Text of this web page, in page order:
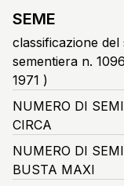
SEME
classificazione del
sementiera n.
1971 )
NUMERO DI
CIRCA
NUMERO DI
BUSTA MAXI